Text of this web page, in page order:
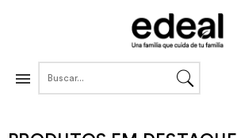
